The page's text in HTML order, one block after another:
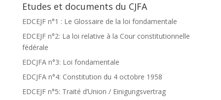
Etudes et documents du CJFA
EDCEJF n°1 : Le Glossaire de la loi fondamentale
EDCEJF n°2: La loi relative à la Cour constitutionnelle
fédérale
EDCJFA n°3: Loi fondamentale
EDCJFA n°4: Constitution du 4 octobre 1958
EDCEJF n°5: Traité d’Union / Einigungsvertrag